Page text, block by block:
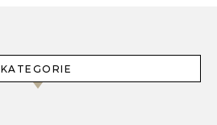
KATEGORIE